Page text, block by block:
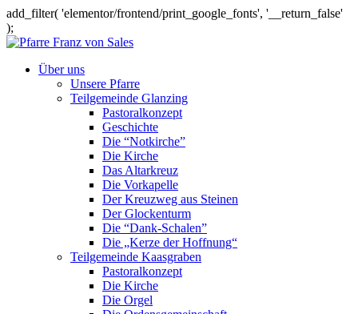
add_filter( 'elementor/frontend/print_google_fonts', '__return_false'
);
Über uns
Unsere Pfarre
Teilgemeinde Glanzing
Pastoralkonzept
Geschichte
Die “Notkirche”
Die Kirche
Das Altarkreuz
Die Vorkapelle
Der Kreuzweg aus Steinen
Der Glockenturm
Die “Dank-Schalen”
Die „Kerze der Hoffnung“
Teilgemeinde Kaasgraben
Pastoralkonzept
Die Kirche
Die Orgel